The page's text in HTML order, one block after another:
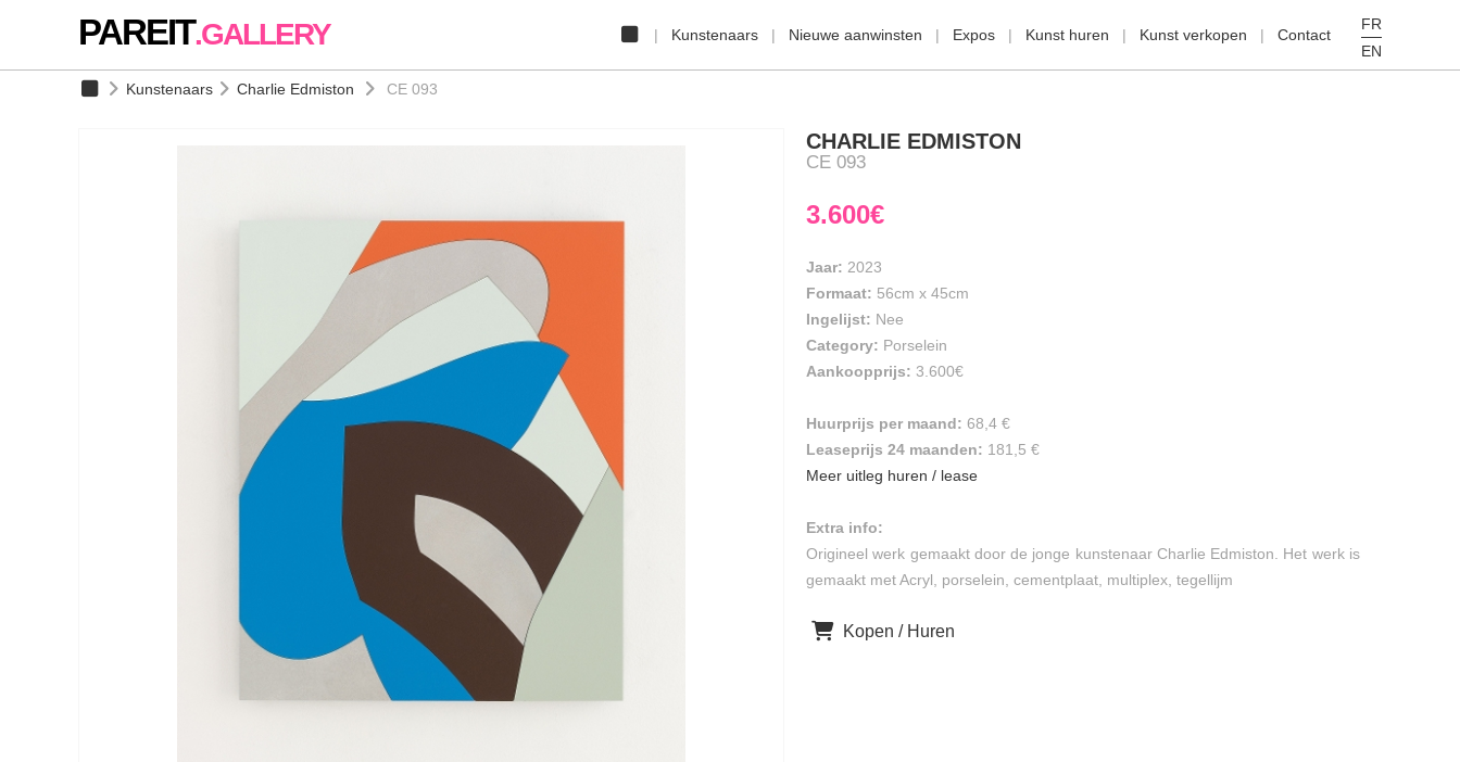
FR
EN
Kunstenaars Nieuwe aanwinsten Expos Kunst huren Kunst verkopen Contact
PAREIT.GALLERY
Kunstenaars Charlie Edmiston CE 093
CHARLIE EDMISTON
CE 093
3.600€
Jaar: 2023
Formaat: 56cm x 45cm
Ingelijst: Nee
Category: Porselein
Aankoopprijs: 3.600€
Huurprijs per maand: 68,4 €
Leaseprijs 24 maanden: 181,5 €
Meer uitleg huren / lease
Extra info:
Origineel werk gemaakt door de jonge kunstenaar Charlie Edmiston. Het werk is
gemaakt met Acryl, porselein, cementplaat, multiplex, tegellijm
Kopen / Huren